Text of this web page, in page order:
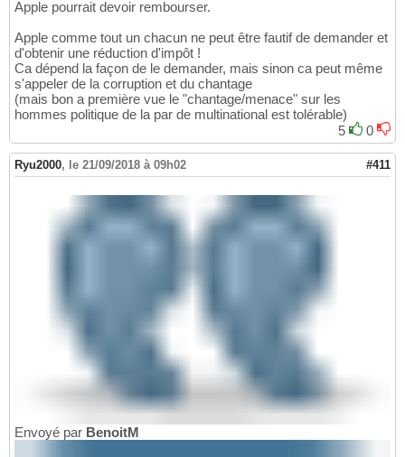
Apple pourrait devoir rembourser.
Apple comme tout un chacun ne peut être fautif de demander et
d'obtenir une réduction d'impôt !
Ca dépend la façon de le demander, mais sinon ca peut même
s'appeler de la corruption et du chantage
(mais bon a première vue le "chantage/menace" sur les
hommes politique de la par de multinational est tolérable)
5
0
Ryu2000, le 21/09/2018 à 09h02 #411
Envoyé par BenoitM